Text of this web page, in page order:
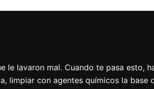
le lavaron mal. Cuando te pasa esto,
limpiar con agentes químicos la base